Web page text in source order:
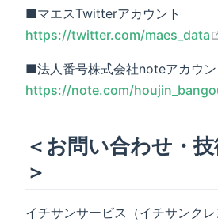
■マエスTwitterアカウント
https://twitter.com/maes_data
■法人番号株式会社noteアカウン
https://note.com/
＜お問い合わせ・
＞
イチサンサービス（イチサンク